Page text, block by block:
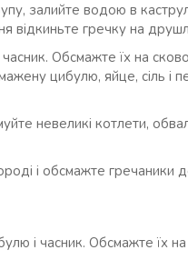
залийте водою в
відкиньте гречку на
Обсмажте їх на
цибулю, яйце, сіль і
невеликі котлети,
і обсмажте гречаники
і часник. Обсмажте їх на